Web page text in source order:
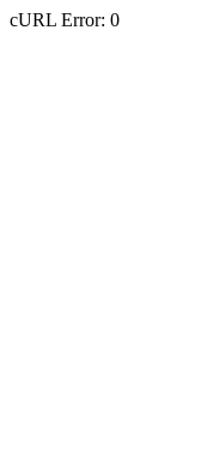
cURL Error: 0